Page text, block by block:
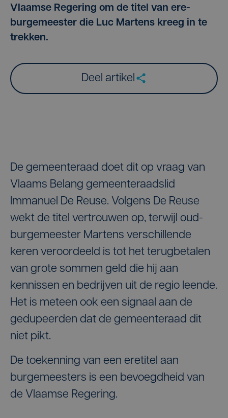
Vlaamse Regering om de titel van ere-
burgemeester die Luc Martens kreeg in te
trekken.
Deel artikel
De gemeenteraad doet dit op vraag van
Vlaams Belang gemeenteraadslid
Immanuel De Reuse. Volgens De Reuse
wekt de titel vertrouwen op, terwijl oud-
burgemeester Martens verschillende
keren veroordeeld is tot het terugbetalen
van grote sommen geld die hij aan
kennissen en bedrijven uit de regio leende.
Het is meteen ook een signaal aan de
gedupeerden dat de gemeenteraad dit
niet pikt.
De toekenning van een eretitel aan
burgemeesters is een bevoegdheid van
de Vlaamse Regering.